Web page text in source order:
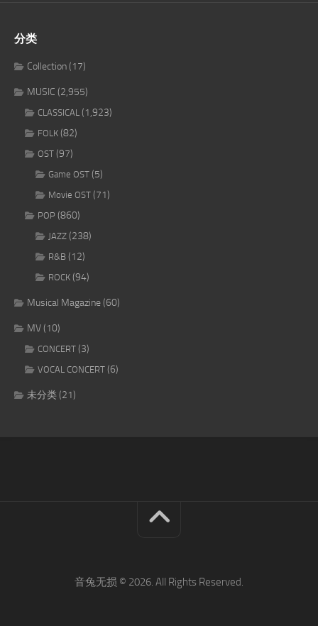
分类
Collection(17)
MUSIC (2,955)
CLASSICAL (1,923)
FOLK (82)
OST (97)
Game OST (5)
Movie OST (71)
POP (860)
JAZZ (238)
R&B (12)
ROCK (94)
Musical Magazine(60)
MV(10)
CONCERT (3)
VOCAL CONCERT (6)
未分类(21)
音兔无损 © 2026. All Rights Reserved.